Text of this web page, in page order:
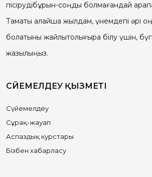
пісірудібұрын-соңды болмағандай
Тамақты қалайша жылдам, үнемдепі әрі
болатыны жайлытолығырақ білу үшін,
жазылыңыз.
СҮЙЕМЕЛДЕУ ҚЫЗМЕТІ
Сүйемелдеу
Сұрақ-жауап
Аспаздық курстары
Бізбен хабарласу